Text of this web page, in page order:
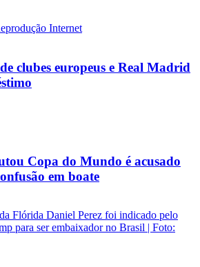
clubes europeus e Real Madrid
Copa do Mundo é acusado
em boate